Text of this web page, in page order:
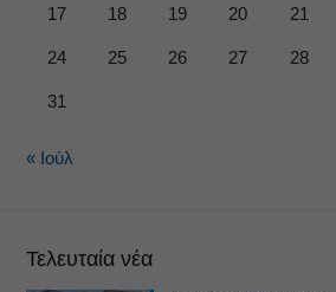
17 18 19 20 21
24 25 26 27 28
31
« Ιούλ
Τελευταία νέα